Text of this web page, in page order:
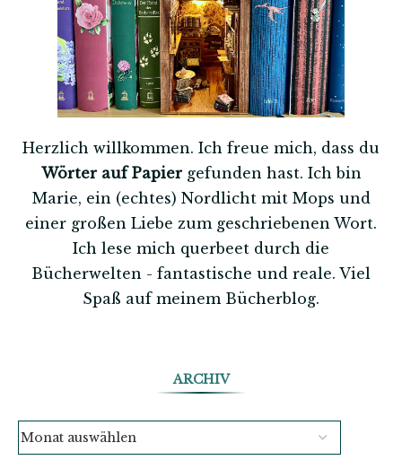
Herzlich willkommen. Ich freue mich, dass du
Wörter auf Papiergefunden hast. Ich bin
Marie, ein (echtes) Nordlicht mit Mops und
einer großen Liebe zum geschriebenen Wort.
Ich lese mich querbeet durch die
Bücherwelten - fantastische und reale. Viel
Spaß auf meinem Bücherblog.
ARCHIV